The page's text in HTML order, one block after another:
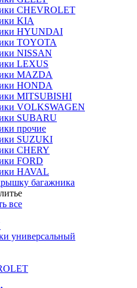
CHEVROLET
KIA
HYUNDAI
TOYOTA
NISSAN
LEXUS
MAZDA
HONDA
MITSUBISHI
VOLKSWAGEN
SUBARU
прочие
SUZUKI
CHERY
FORD
HAVAL
багажника
все
универсальный